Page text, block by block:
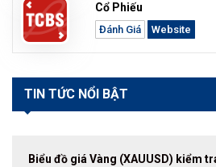
Cổ Phiếu
Đánh Giá Website
TIN TỨC NỔI BẬT
Biểu đồ giá Vàng (XAUUSD) kiểm